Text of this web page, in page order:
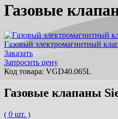
Газовые
Газовый электромагнитный
Заказать
Запросить цену
Код товара: VGD40.065L
Газовые клапаны
( 0 шт. )